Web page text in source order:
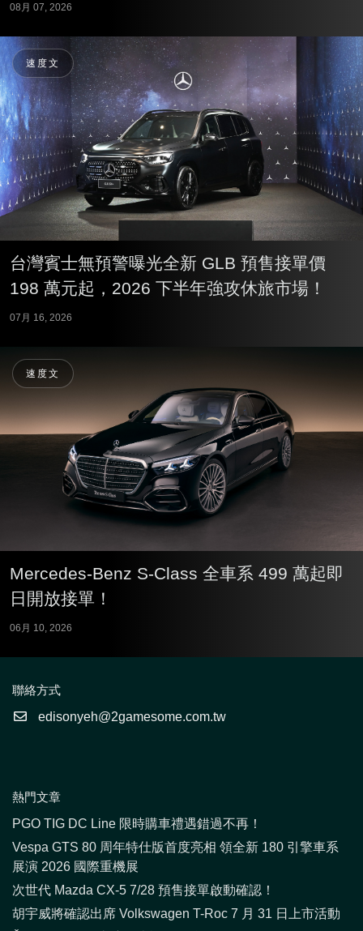
08月 07, 2026
速度文
台灣賓士無預警曝光全新 GLB 預售接單價
198 萬元起，2026 下半年強攻休旅市場！
07月 16, 2026
速度文
Mercedes-Benz S-Class 全車系 499 萬起即
日開放接單！
06月 10, 2026
聯絡方式
edisonyeh@2gamesome.com.tw
熱門文章
PGO TIG DC Line 限時購車禮遇錯過不再！
Vespa GTS 80 周年特仕版首度亮相 領全新 180 引擎車系
展演 2026 國際重機展
次世代 Mazda CX-5 7/28 預售接單啟動確認！
胡宇威將確認出席 Volkswagen T-Roc 7 月 31 日上市活動